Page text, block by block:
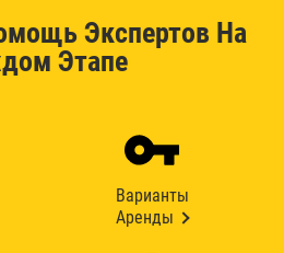
Экспертов На
Этапе
Варианты
Аренды